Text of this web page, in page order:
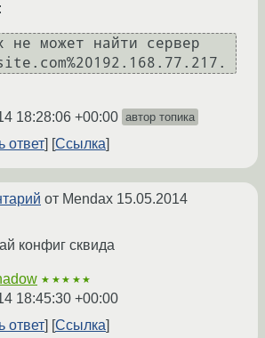
не может найти сервер
18:28:06 +00:00 автор топика
ответ Ссылка
от Mendax 15.05.2014
конфиг сквида
★★★★★
18:45:30 +00:00
ответ
Ссылка